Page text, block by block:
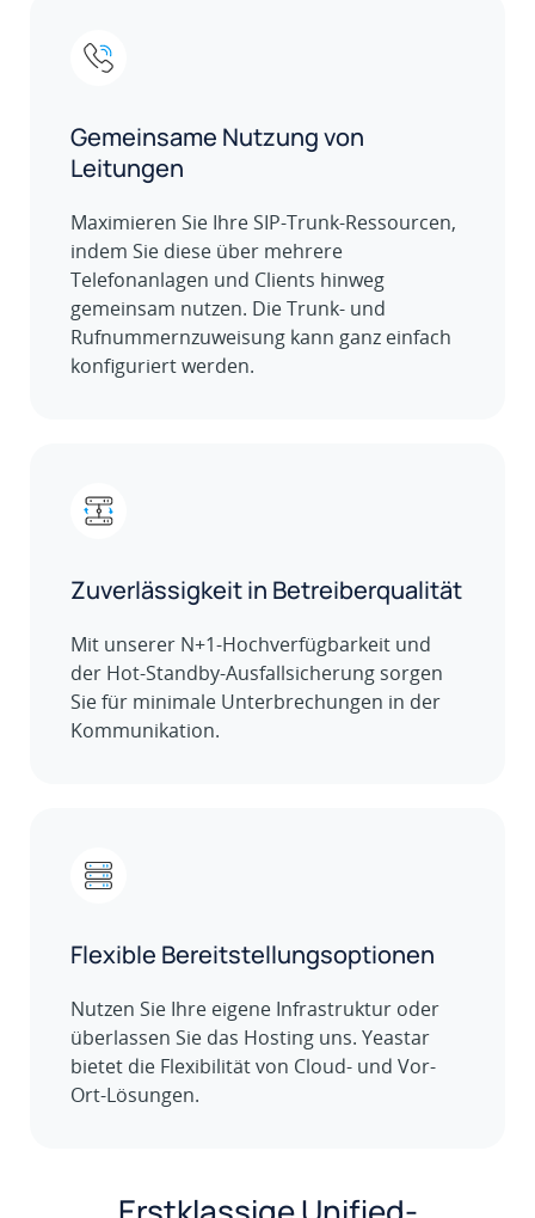
Gemeinsame Nutzung von
Leitungen
Maximieren Sie Ihre SIP-Trunk-Ressourcen,
indem Sie diese über mehrere
Telefonanlagen und Clients hinweg
gemeinsam nutzen. Die Trunk- und
Rufnummernzuweisung kann ganz einfach
konfiguriert werden.
Zuverlässigkeit in Betreiberqualität
Mit unserer N+1-Hochverfügbarkeit und
der Hot-Standby-Ausfallsicherung sorgen
Sie für minimale Unterbrechungen in der
Kommunikation.
Flexible Bereitstellungsoptionen
Nutzen Sie Ihre eigene Infrastruktur oder
überlassen Sie das Hosting uns. Yeastar
bietet die Flexibilität von Cloud- und Vor-
Ort-Lösungen.